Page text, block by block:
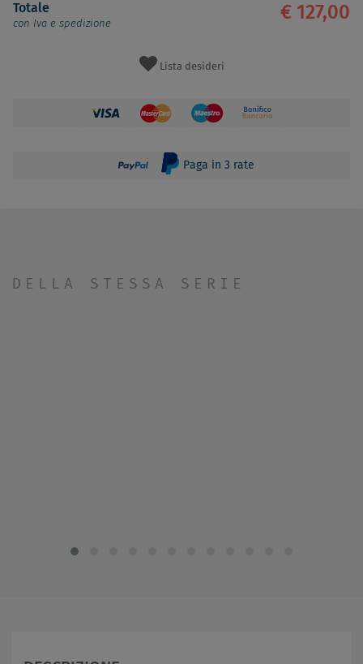
Totale
con Iva e spedizione
€ 127,00
Lista desideri
Paga in 3 rate
DELLA STESSA SERIE